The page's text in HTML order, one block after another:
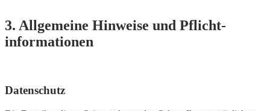
3. Allgemeine Hinweise und Pflicht­
informationen
Datenschutz